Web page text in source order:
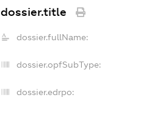
dossier.title
dossier.fullName:
dossier.opfSubType:
dossier.edrpo: